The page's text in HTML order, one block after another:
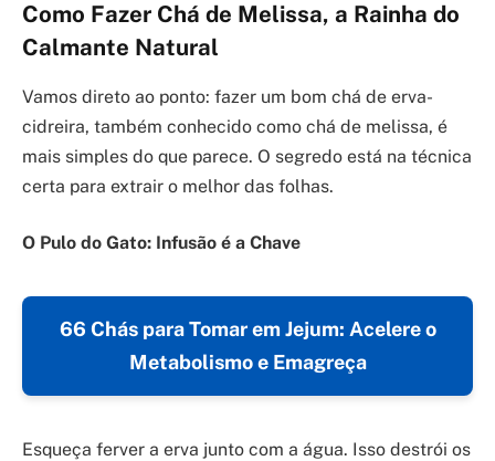
Como Fazer Chá de Melissa, a Rainha do
Calmante Natural
Vamos direto ao ponto: fazer um bom chá de erva-
cidreira, também conhecido como chá de melissa, é
mais simples do que parece. O segredo está na técnica
certa para extrair o melhor das folhas.
O Pulo do Gato: Infusão é a Chave
66 Chás para Tomar em Jejum: Acelere o
Metabolismo e Emagreça
Esqueça ferver a erva junto com a água. Isso destrói os